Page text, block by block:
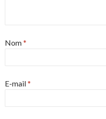
Nom*
E-mail*